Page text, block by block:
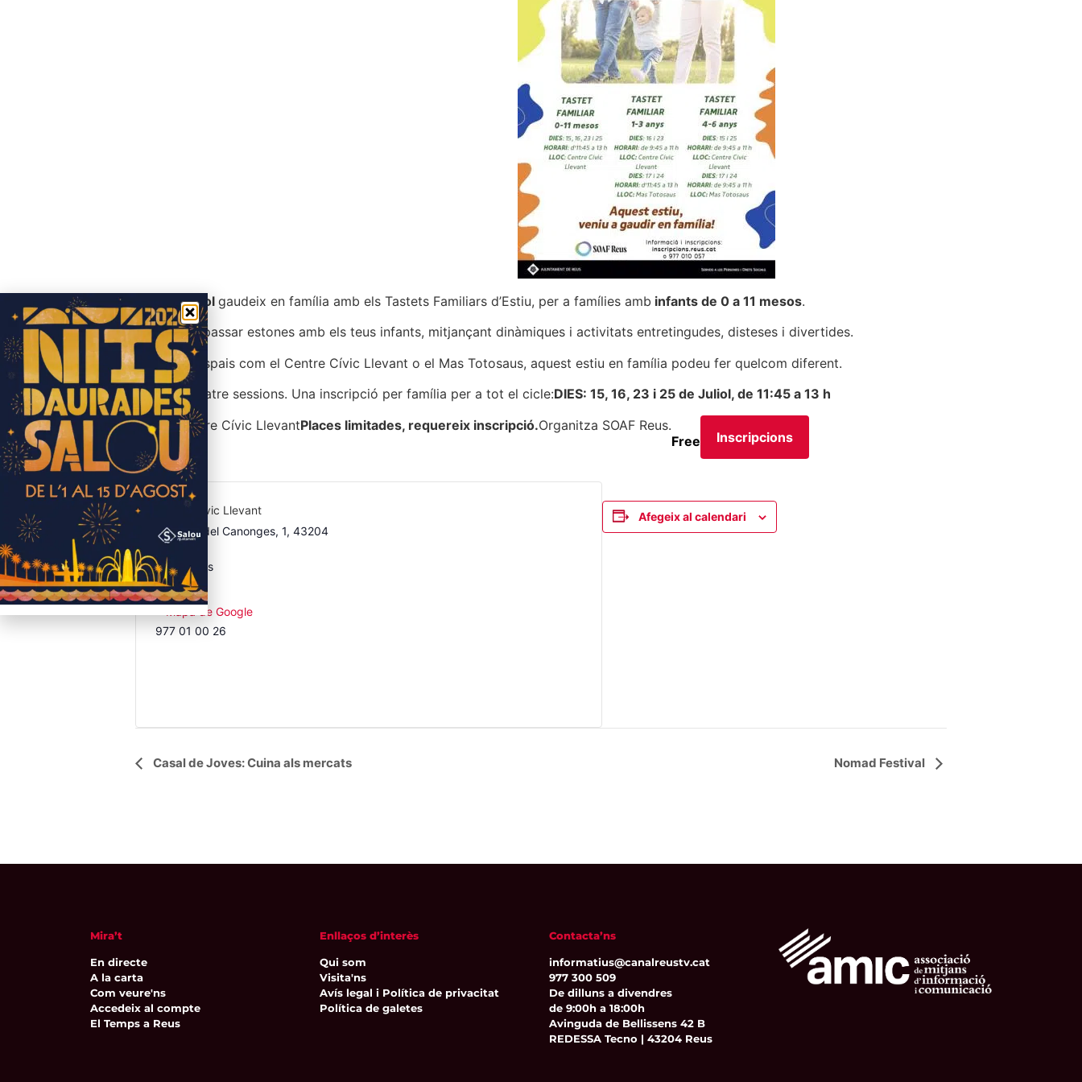
AquestJuliol gaudeix en família amb els Tastets Familiars d’Estiu, per a famílies amb infants de 0 a 11 mesos.
Espais per passar estones amb els teus infants, mitjançant dinàmiques i activitats entretingudes, disteses i divertides.
Gaudint d’espais com el Centre Cívic Llevant o el Mas Totosaus, aquest estiu en família podeu fer quelcom diferent.
Cicle de quatre sessions. Una inscripció per família per a tot el cicle:DIES: 15, 16, 23 i 25 de Juliol, de 11:45 a 13 h
LLOC: Centre Cívic LlevantPlaces limitades, requereix inscripció.Organitza SOAF Reus.
Free
Inscripcions
Centre Cívic Llevant
Pl. Horts del Canonges, 1, 43204
Reus
Reus
Spain
+ Mapa de Google
977 01 00 26
Afegeix al calendari
Navegació
Casal de Joves: Cuina als mercats Nomad Festival
Mira’t
En directe
A la carta
Com veure'ns
Accedeix al compte
El Temps a Reus
Enllaços d’interès
Qui som
Visita'ns
Avís legal i Política de privacitat
Política de galetes
Contacta’ns
informatius@canalreustv.cat
977 300 509
De dilluns a divendres
de 9:00h a 18:00h
Avinguda de Bellissens 42 B
REDESSA Tecno | 43204 Reus